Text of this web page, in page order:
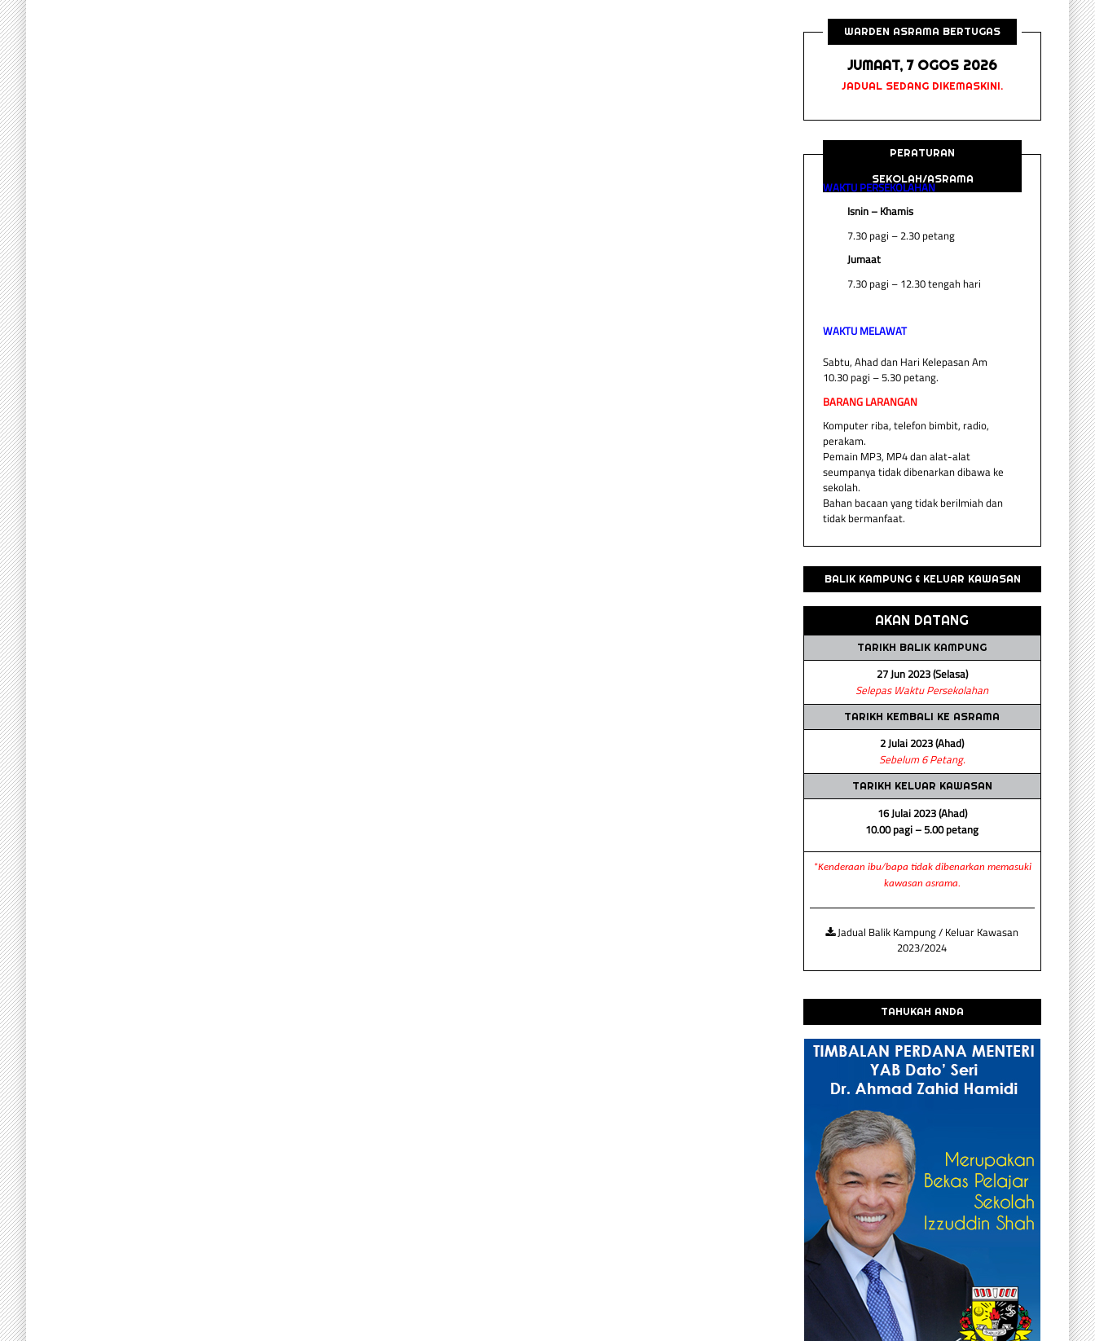
WARDEN ASRAMA BERTUGAS
JUMAAT, 7 OGOS 2026
JADUAL SEDANG DIKEMASKINI.
PERATURAN
SEKOLAH/ASRAMA
WAKTU PERSEKOLAHAN
Isnin – Khamis
7.30 pagi – 2.30 petang
Jumaat
7.30 pagi – 12.30 tengah hari
WAKTU MELAWAT
Sabtu, Ahad dan Hari Kelepasan Am
10.30 pagi – 5.30 petang.
BARANG LARANGAN
Komputer riba, telefon bimbit, radio,
perakam.
Pemain MP3, MP4 dan alat-alat
seumpanya tidak dibenarkan dibawa ke
sekolah.
Bahan bacaan yang tidak berilmiah dan
tidak bermanfaat.
BALIK KAMPUNG & KELUAR KAWASAN
AKAN DATANG
TARIKH BALIK KAMPUNG
27 Jun 2023 (Selasa)
Selepas Waktu Persekolahan
TARIKH KEMBALI KE ASRAMA
2 Julai 2023 (Ahad)
Sebelum 6 Petang.
TARIKH KELUAR KAWASAN
16 Julai 2023 (Ahad)
10.00 pagi – 5.00 petang
*Kenderaan ibu/bapa tidak dibenarkan memasuki
kawasan asrama.
Jadual Balik Kampung / Keluar Kawasan
2023/2024
TAHUKAH ANDA